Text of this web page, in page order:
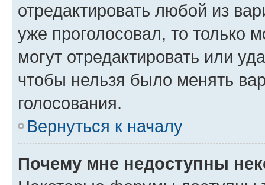
отредактировать любой из
уже проголосовал, то только
могут отредактировать или
чтобы нельзя было менять
голосования.
Вернуться к началу
Почему мне недоступны